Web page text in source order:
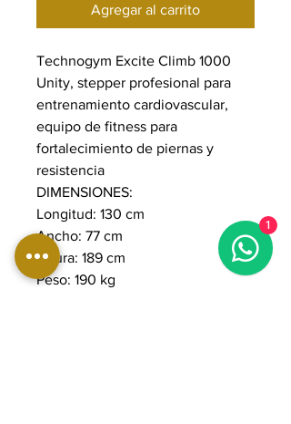
Agregar al carrito
Technogym Excite Climb 1000
Unity, stepper profesional para
entrenamiento cardiovascular,
equipo de fitness para
fortalecimiento de piernas y
resistencia
DIMENSIONES:
Longitud: 130 cm
Ancho: 77 cm
Altura: 189 cm
Peso: 190 kg
1